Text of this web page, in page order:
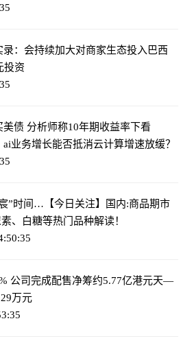
：会持续加大对商家生态投入 巴西
投资
债 分析师称10年期收益率下看
业务增长能否抵消云计算增速放缓？
”时间… 【今日关注】国内:商品期市
、白糖等热门品种解读！
公司完成配售净筹约5.77亿港元天—
万元